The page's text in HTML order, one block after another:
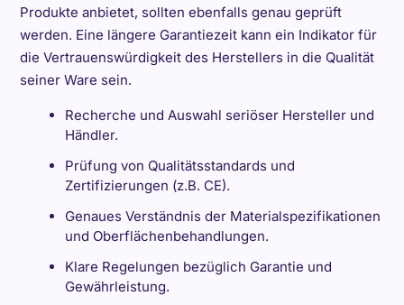
Produkte anbietet, sollten ebenfalls genau geprüft
werden. Eine längere Garantiezeit kann ein Indikator für
die Vertrauenswürdigkeit des Herstellers in die Qualität
seiner Ware sein.
Recherche und Auswahl seriöser Hersteller und
Händler.
Prüfung von Qualitätsstandards und
Zertifizierungen (z.B. CE).
Genaues Verständnis der Materialspezifikationen
und Oberflächenbehandlungen.
Klare Regelungen bezüglich Garantie und
Gewährleistung.